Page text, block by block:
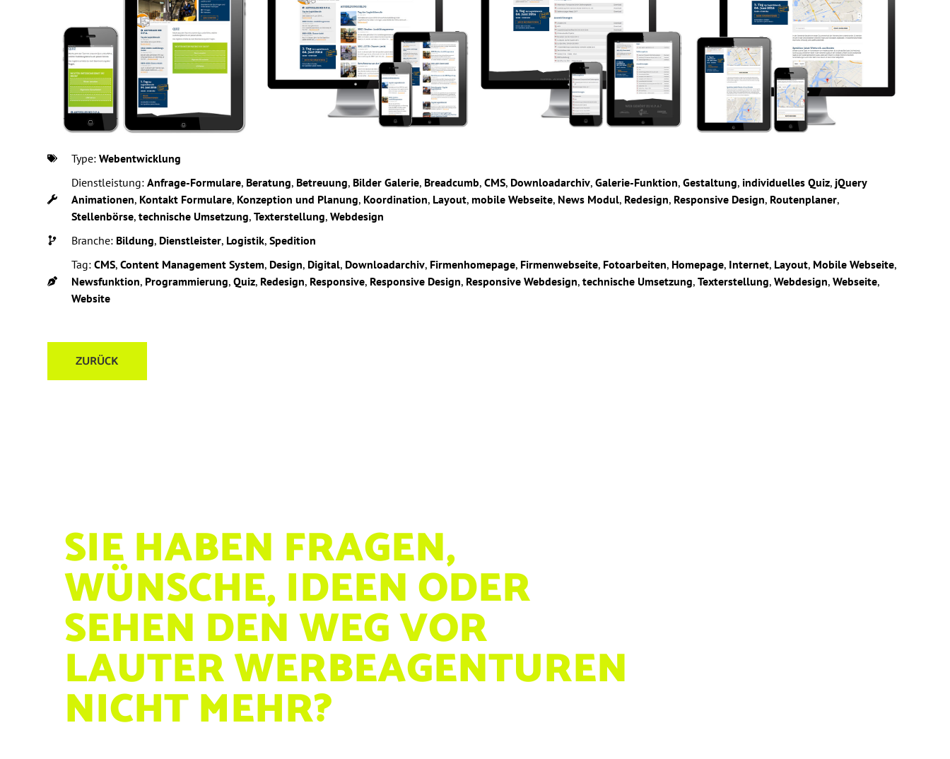
Type: Webentwicklung
Dienstleistung: Anfrage-Formulare, Beratung, Betreuung, Bilder Galerie, Breadcumb,CMS, Downloadarchiv,Galerie-Funktion,Gestaltung, individuelles Quiz, jQuery
Animationen, Kontakt Formulare, Konzeption und Planung, Koordination, Layout,mobile Webseite, News Modul, Redesign, Responsive Design, Routenplaner,
Stellenbörse,technische Umsetzung,Texterstellung,Webdesign
Branche: Bildung, Dienstleister, Logistik,Spedition
Tag: CMS,Content Management System, Design, Digital, Downloadarchiv, Firmenhomepage, Firmenwebseite, Fotoarbeiten, Homepage, Internet, Layout, Mobile Webseite,
Newsfunktion, Programmierung,Quiz, Redesign, Responsive, Responsive Design, Responsive Webdesign,technische Umsetzung,Texterstellung,Webdesign,Webseite,
Website
ZURÜCK
SIE HABEN FRAGEN,
WÜNSCHE, IDEEN ODER
SEHEN DEN WEG VOR
LAUTER WERBEAGENTUREN
NICHT MEHR?